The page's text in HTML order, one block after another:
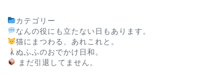
カテゴリー
なんの役にも立たない日もあります。
猫にまつわる、あれこれと。
ぬふふのおでかけ日和。
まだ引退してません。